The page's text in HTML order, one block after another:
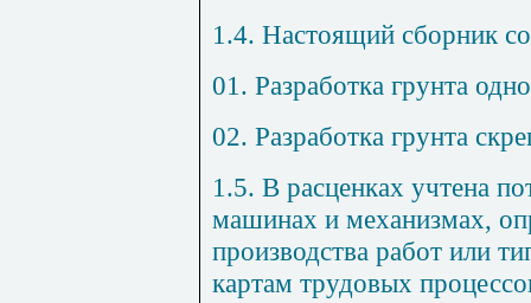
1.4. Настоящий сборник
01. Разработка грунта
02. Разработка грунта
1.5. В расценках учтена
машинах и механизмах,
производства работ или
картам трудовых